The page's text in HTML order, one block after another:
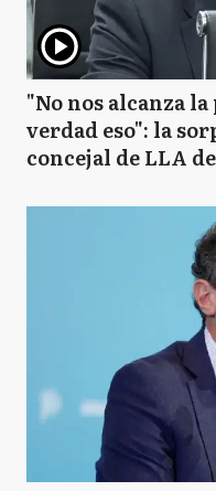
"No nos alcanza
verdad eso": la
concejal de LLA